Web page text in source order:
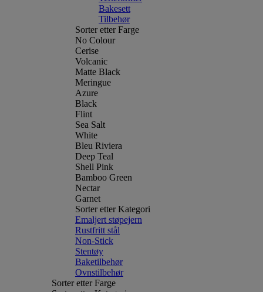
Bakesett
Tilbehør
Sorter etter Farge
No Colour
Cerise
Volcanic
Matte Black
Meringue
Azure
Black
Flint
Sea Salt
White
Bleu Riviera
Deep Teal
Shell Pink
Bamboo Green
Nectar
Garnet
Sorter etter Kategori
Emaljert støpejern
Rustfritt stål
Non-Stick
Stentøy
Baketilbehør
Ovnstilbehør
Sorter etter Farge